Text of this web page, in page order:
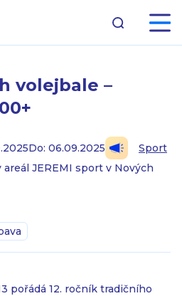
volejbale –
Do: 06.09.2025
Sport
JEREMI sport v Nových
pořádá 12. ročník tradičního